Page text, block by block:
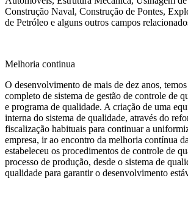
Construção Naval, Construção de Pontes,
de Petróleo e alguns outros campos
Melhoria continua
O desenvolvimento de mais de dez anos,
completo de sistema de gestão de controle de
e programa de qualidade. A criação de uma
interna do sistema de qualidade, através do
fiscalização habituais para continuar a
empresa, ir ao encontro da melhoria contínua
estabeleceu os procedimentos de controle de
processo de produção, desde o sistema de
qualidade para garantir o desenvolvimento